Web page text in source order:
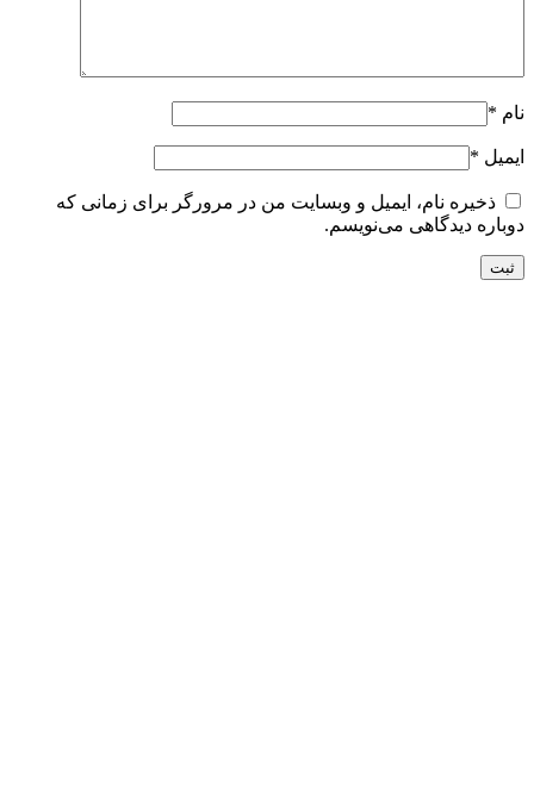
نام *
ایمیل *
ذخیره نام، ایمیل و وبسایت من در مرورگر برای زمانی که
دوباره دیدگاهی می‌نویسم.